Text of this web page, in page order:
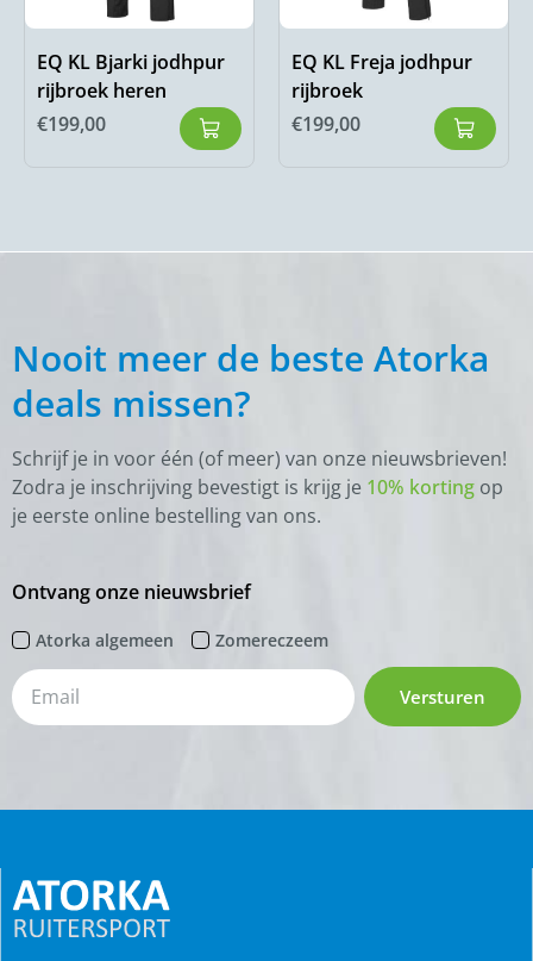
EQ KL Bjarki jodhpur
rijbroek heren
€199,00
EQ KL Freja jodhpur
rijbroek
€199,00
Nooit meer de beste Atorka
deals missen?
Schrijf je in voor één (of meer) van onze nieuwsbrieven!
Zodra je inschrijving bevestigt is krijg je 10% korting op
je eerste online bestelling van ons.
Ontvang onze nieuwsbrief
Atorka algemeen Zomereczeem
Versturen